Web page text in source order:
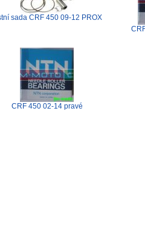
sada CRF 450 09-12 PROX
CRF 450 02-14 pravé